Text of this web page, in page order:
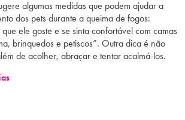
algumas medidas que podem ajudar a
dos pets durante a queima de fogos:
ele goste e se sinta confortável com camas
brinquedos e petiscos”. Outra dica é não
de acolher, abraçar e tentar acalmá-los.